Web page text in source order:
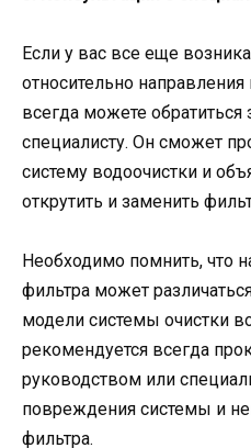
Если у вас все еще
относительно
всегда можете
специалисту. Он сможет
систему водоочистки и
открутить и заменить
Необходимо помнить, что
фильтра может
модели системы очистки
рекомендуется всегда
руководством или
повреждения системы и
фильтра.